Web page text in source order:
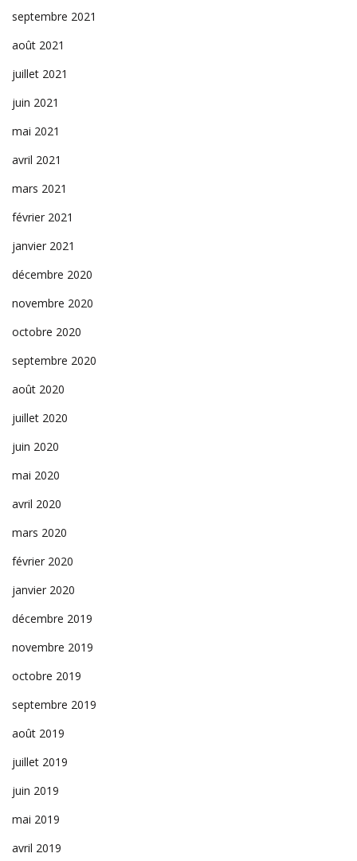
septembre 2021
août 2021
juillet 2021
juin 2021
mai 2021
avril 2021
mars 2021
février 2021
janvier 2021
décembre 2020
novembre 2020
octobre 2020
septembre 2020
août 2020
juillet 2020
juin 2020
mai 2020
avril 2020
mars 2020
février 2020
janvier 2020
décembre 2019
novembre 2019
octobre 2019
septembre 2019
août 2019
juillet 2019
juin 2019
mai 2019
avril 2019